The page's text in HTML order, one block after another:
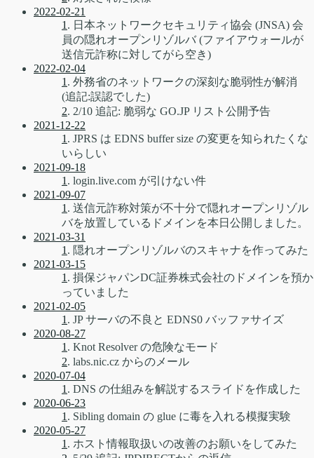
2022-02-21
1 . 日本ネットワークセキュリティ協会 (JNSA) 会
員の隠れオープンリゾルバ (ファイアウォールが
送信元詐称に対してがら空き)
2022-02-04
1 . 外務省のネットワークの深刻な脆弱性が解消
(追記:誤認でした)
2. 2/10 追記: 脆弱な GO.JP リスト公開予告
2021-12-22
1 . JPRS は EDNS buffer size の変更を知られたくな
いらしい
2021-09-18
1 . login.live.com が引けない件
2021-09-07
1 . 送信元詐称対策が不十分で隠れオープンリゾル
バを放置しているドメインを本日公開しました。
2021-03-31
1 . 隠れオープンリゾルバのスキャナを作ってみた
2021-03-15
1 . 損保ジャパンDC証券株式会社のドメインを預か
っていました
2021-02-05
1 . JP サーバの不良と EDNS0 バッファサイズ
2020-08-27
1 . Knot Resolver の危険なモード
2. labs.nic.cz からのメール
2020-07-04
1 . DNS の仕組みを解説するスライドを作成した
2020-06-23
1 . Sibling domain の glue に毒を入れる模擬実験
2020-05-27
1 . ホスト情報取扱いの改善のお願いをしてみた